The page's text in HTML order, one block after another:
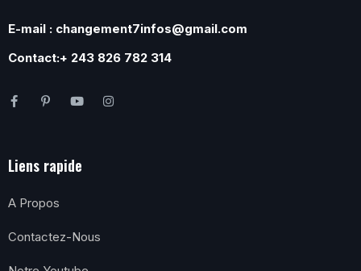
E-mail : changement7infos@gmail.com
Contact:+ 243 826 782 314
Liens rapide
A Propos
Contactez-Nous